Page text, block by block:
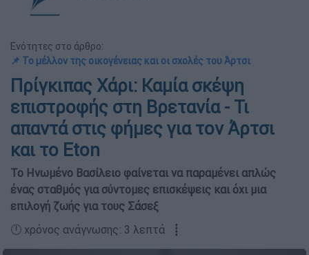
Ενότητες στο άρθρο:
📌 Το μέλλον της οικογένειας και οι σχολές του Άρτσι
Πρίγκιπας Χάρι: Καμία σκέψη
επιστροφής στη Βρετανία - Τι
απαντά στις φήμες για τον Άρτσι
και το Eton
Το Ηνωμένο Βασίλειο φαίνεται να παραμένει απλώς
ένας σταθμός για σύντομες επισκέψεις και όχι μια
επιλογή ζωής για τους Σάσεξ
🕛 χρόνος ανάγνωσης: 3 λεπτά ┋